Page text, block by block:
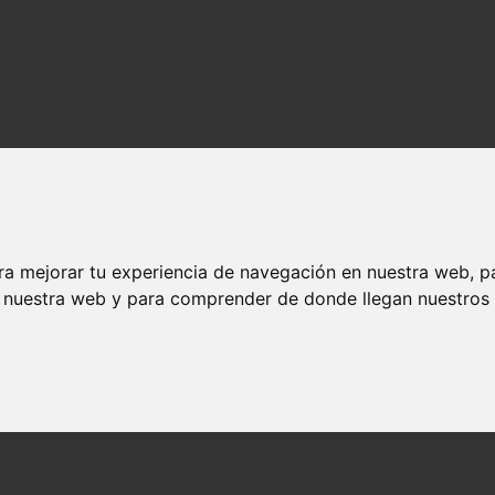
mejorar tu experiencia de navegación en nuestra web,
web y para comprender de donde llegan